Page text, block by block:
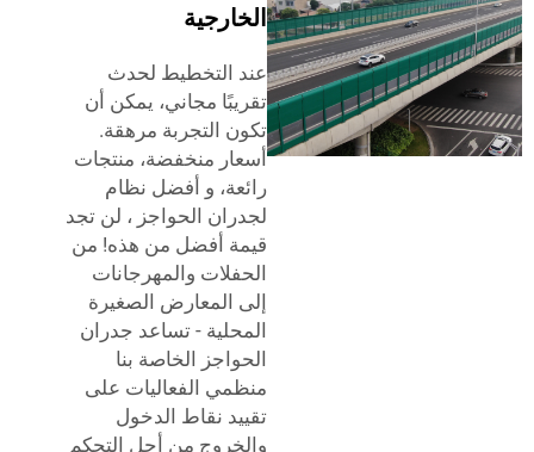
الخارجية
عند التخطيط لحدث
تقريبًا مجاني، يمكن أن
تكون التجربة مرهقة.
أسعار منخفضة، منتجات
رائعة، وأفضل نظام
لجدران الحواجز، لن تجد
قيمة أفضل من هذه! من
الحفلات والمهرجانات
إلى المعارض الصغيرة
المحلية - تساعد جدران
الحواجز الخاصة بنا
منظمي الفعاليات على
تقييد نقاط الدخول
والخروج من أجل التحكم